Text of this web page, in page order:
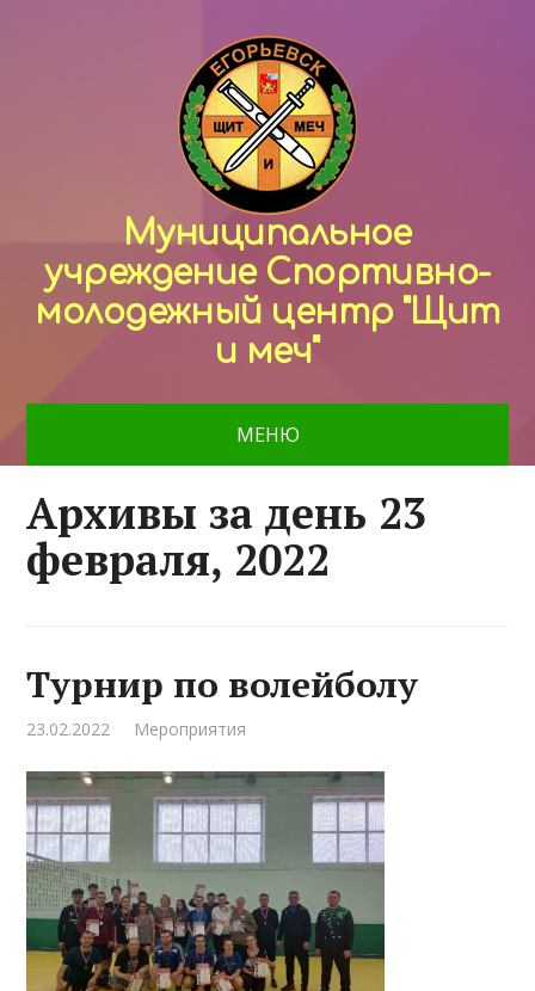
Муниципальное
учреждение Спортивно-
молодежный центр "Щит
и меч"
МЕНЮ
Архивы за день 23
февраля, 2022
Турнир по волейболу
23.02.2022 Мероприятия